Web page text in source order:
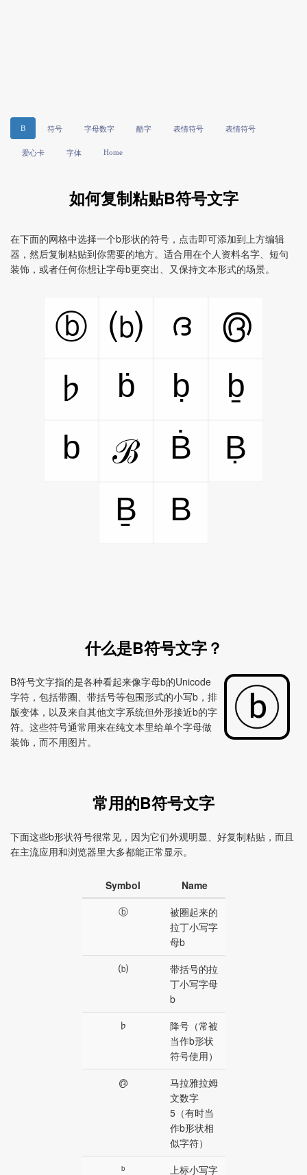
B 符号 字母数字 酷字 表情符号 表情符号
爱心卡 字体 Home
如何复制粘贴B符号文字
在下面的网格中选择一个b形状的符号，点击即可添加到上方编辑
器，然后复制粘贴到你需要的地方。适合用在个人资料名字、短句
装饰，或者任何你想让字母b更突出、又保持文本形式的场景。
ⓑ ⒝ ദ
൫
♭
ḃ ḅ
ḇ
b
ℬ Ḃ
Ḅ
Ḇ
B
什么是B符号文字？
B符号文字指的是各种看起来像字母b的Unicode
字符，包括带圈、带括号等包围形式的小写b，排
版变体，以及来自其他文字系统但外形接近b的字
符。这些符号通常用来在纯文本里给单个字母做
装饰，而不用图片。
常用的B符号文字
下面这些b形状符号很常见，因为它们外观明显、好复制粘贴，而且
在主流应用和浏览器里大多都能正常显示。
Symbol
Name
ⓑ
被圈起来的
拉丁小写字
母b
⒝
带括号的拉
丁小写字母
b
♭
降号（常被
当作b形状
符号使用）
൫
马拉雅拉姆
文数字
5（有时当
作b形状相
似字符）
ᵇ
上标小写字